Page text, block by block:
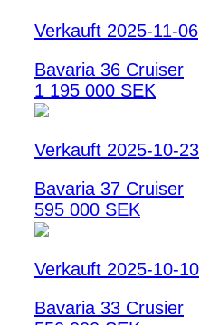
Verkauft 2025-11-06
Bavaria 36 Cruiser
1 195 000 SEK
Verkauft 2025-10-23
Bavaria 37 Cruiser
595 000 SEK
Verkauft 2025-10-10
Bavaria 33 Crusier